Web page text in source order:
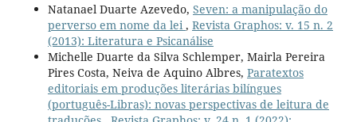
Natanael Duarte Azevedo, Seven: a manipulação do
perverso em nome da lei, Revista Graphos: v. 15 n. 2
(2013): Literatura e Psicanálise
Michelle Duarte da Silva Schlemper, Mairla Pereira
Pires Costa, Neiva de Aquino Albres, Paratextos
editoriais em produções literárias bilíngues
(português-Libras): novas perspectivas de leitura de